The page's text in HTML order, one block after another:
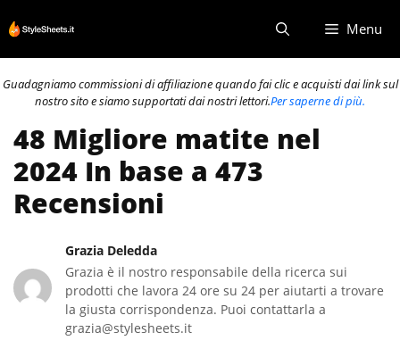
al
contenuto
Menu
Guadagniamo commissioni di affiliazione quando fai clic e acquisti dai link sul
nostro sito e siamo supportati dai nostri lettori.Per saperne di più.
48 Migliore matite nel
2024 In base a 473
Recensioni
Grazia Deledda
Grazia è il nostro responsabile della ricerca sui
prodotti che lavora 24 ore su 24 per aiutarti a trovare
la giusta corrispondenza. Puoi contattarla a
grazia@stylesheets.it